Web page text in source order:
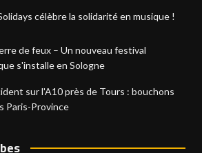
célèbre la solidarité en musique !
de feux – Un nouveau festival
s'installe en Sologne
sur l'A10 près de Tours : bouchons
Paris-Province